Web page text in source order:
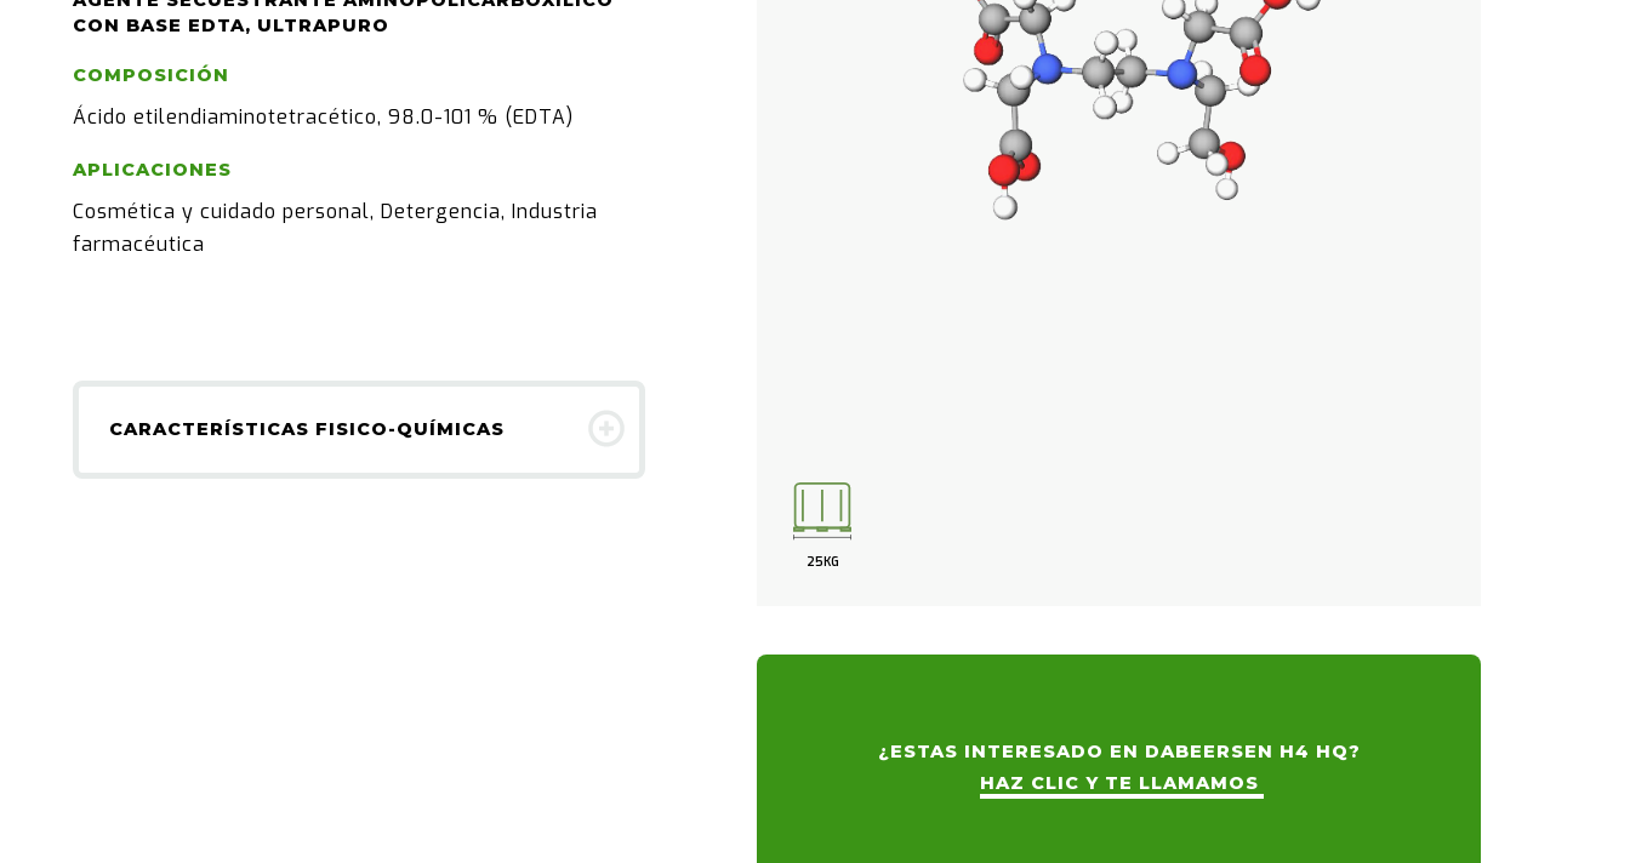
CON BASE EDTA, ULTRAPURO
COMPOSICIÓN
Ácido etilendiaminotetracético, 98.0-101 % (EDTA)
APLICACIONES
Cosmética y cuidado personal, Detergencia, Industria
farmacéutica
CARACTERÍSTICAS FISICO-QUÍMICAS
25KG
¿ESTAS INTERESADO EN DABEERSEN H4 HQ?
HAZ CLIC Y TE LLAMAMOS